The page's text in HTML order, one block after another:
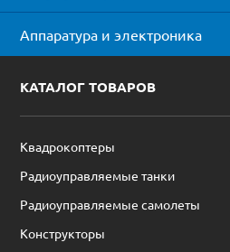
Аппаратура и электроника
КАТАЛОГ ТОВАРОВ
Квадрокоптеры
Радиоуправляемые танки
Радиоуправляемые самолеты
Конструкторы